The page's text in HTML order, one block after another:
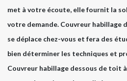
met à votre écoute, elle fournit la
votre demande. Couvreur habillage
se déplace chez-vous et fera des
bien déterminer les techniques et
Couvreur habillage dessous de toit